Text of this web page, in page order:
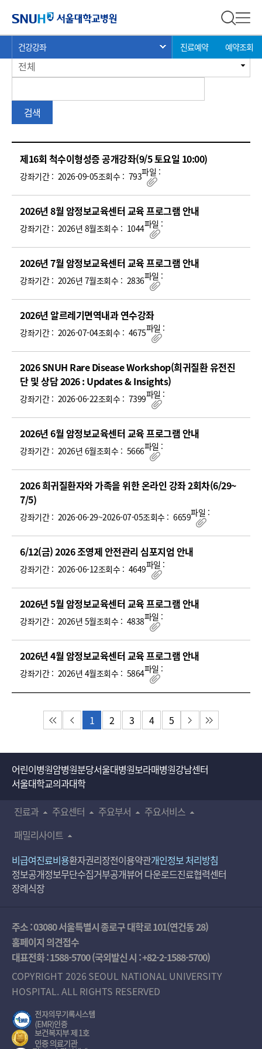
전체 검
현
재
위
건강강좌 서브 메뉴 목록 열기
진료예약 예약조회
강좌안내
총 게시물:
게
시
검
전체
검색
좌
내
(번
목,
강
간,
조
일)
제16회 척수이형성증 공개강좌(9/5 토요일 10:00)
강좌기간 : 2026-09-05조회수 : 793파일 :
2026년 8월 암정보교육센터 교육 프로그램 안내
강좌기간 : 2026년 8월조회수 : 1044파일 :
첨부파일
2026년 7월 암정보교육센터 교육 프로그램 안내
강좌기간 : 2026년 7월조회수 : 2836파일 :
첨부파일
2026년 알르레기면역내과 연수강좌
강좌기간 : 2026-07-04조회수 : 4675파일 :
첨부파일
2026 SNUH Rare Disease Workshop(희귀질환 유전진
단 및 상담 2026 : Updates & Insights)
강좌기간 : 2026-06-22조회수 : 7399파일 :
첨부파일
2026년 6월 암정보교육센터 교육 프로그램 안내
강좌기간 : 2026년 6월조회수 : 5666파일 :
첨부파일
2026 희귀질환자와 가족을 위한 온라인 강좌 2회차(6/29~
7/5)
강좌기간 : 2026-06-29~2026-07-05조회수 : 6659파일 :
6/12(금) 2026 조영제 안전관리 심포지엄 안내
강좌기간 : 2026-06-12조회수 : 4649파일 :
첨부파일
2026년 5월 암정보교육센터 교육 프로그램 안내
강좌기간 : 2026년 5월조회수 : 4838파일 :
첨부파일
2026년 4월 암정보교육센터 교육 프로그램 안내
강좌기간 : 2026년 4월조회수 : 5864파일 :
첨부파일
첫 페이지이전 페이지
1 2 3 4 5
다음 페이지마지막 페이지
어린이병원암병원분당서울대병원보라매병원강남센터
서울대학교의과대학
진료과
주요센터 주요부서
주요서비스
패밀리사이트
비급여진료비용환자권리장전이용약관개인정보 처리방침
정보공개정보무단수집거부공개뷰어 다운로드진료협력센터
장례식장
주소 : 03080 서울특별시 종로구 대학로 101(연건동 28)
홈페이지 의견접수
대표전화 :1588-5700(국외발신 시 :+82-2-1588-5700)
COPYRIGHT 2026 SEOUL NATIONAL UNIVERSITY
HOSPITAL. ALL RIGHTS RESERVED